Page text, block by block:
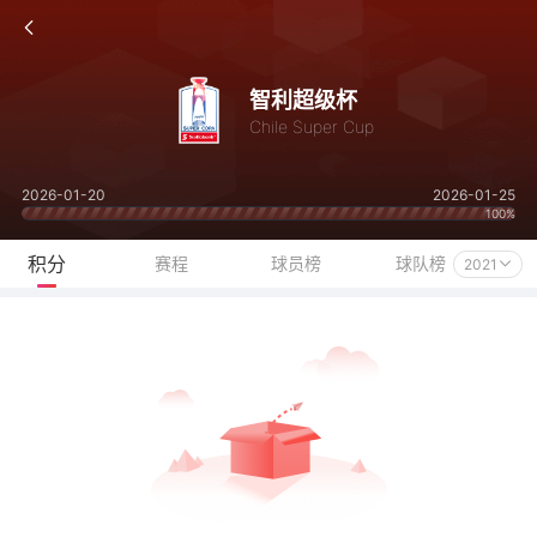
智利超级杯
Chile Super Cup
2026-01-20 2026-01-25
100%
积分 赛程 球员榜 球队榜 2021